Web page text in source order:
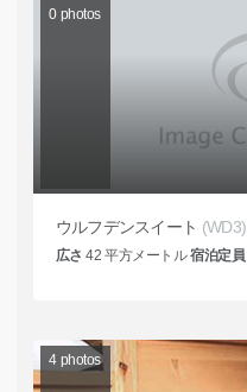
0 photos
ウルフデンスイート (WD3)
広さ 42 平方メートル宿泊定員
4 photos